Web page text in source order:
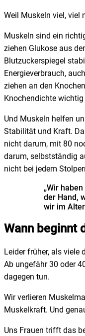
Weil Muskeln viel, viel
Muskeln sind ein
ziehen Glukose aus
Blutzuckerspiegel
Energieverbrauch,
ziehen an den
Knochendichte wichtig
Und Muskeln helfen
Stabilität und Kraft.
nicht darum, mit 80
darum, selbstständig
nicht bei jedem
„Wir
der Hand,
wir im
Wann beginnt
Leider früher, als viele
Ab ungefähr 30 oder
dagegen tun.
Wir verlieren
Muskelkraft. Und
Uns Frauen trifft das